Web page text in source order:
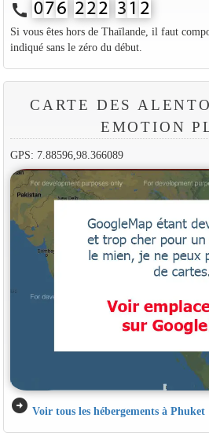
call
Si vous êtes hors de Thaïlande, il faut
indiqué sans le zéro du début.
CARTE DES
EMOTION
GPS: 7.88596,98.366089
arrow_circle_right Voir tous les hébergements à Phuket